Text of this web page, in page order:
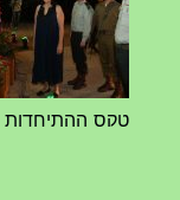
טקס ההתיחדות השנתי 2023 נערך ב